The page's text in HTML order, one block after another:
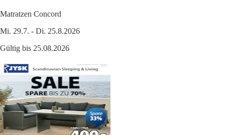
Matratzen Concord
Mi. 29.7. - Di. 25.8.2026
Gültig bis 25.08.2026